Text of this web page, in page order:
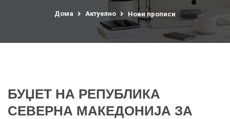
Дома Актуелно Нови прописи
БУЏЕТ НА РЕПУБЛИКА
СЕВЕРНА МАКЕДОНИЈА ЗА